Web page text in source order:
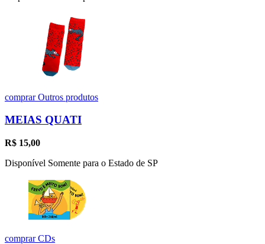
comprarOutros produtos
MEIAS QUATI
R$ 15,00
Disponível Somente para o Estado de SP
comprarCDs